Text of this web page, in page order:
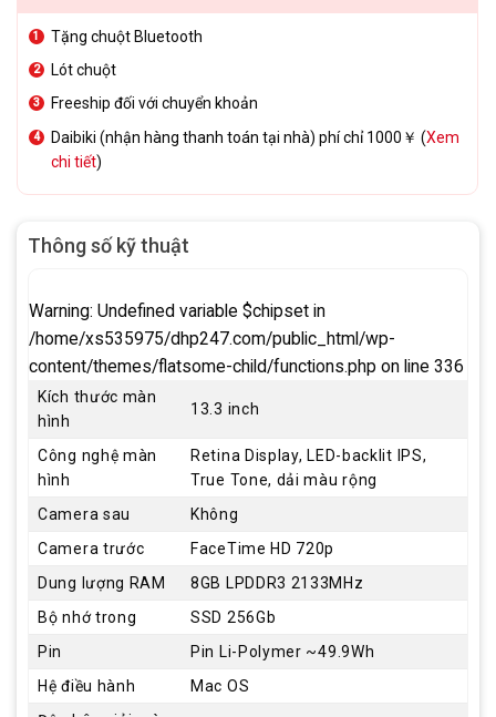
Tặng chuột Bluetooth
Lót chuột
Freeship đối với chuyển khoản
Daibiki (nhận hàng thanh toán tại nhà) phí chỉ 1000￥ (Xem
chi tiết)
Thông số kỹ thuật
Warning: Undefined variable $chipset in
/home/xs535975/dhp247.com/public_html/wp-
content/themes/flatsome-child/functions.php on line 336
Kích thước màn
hình
13.3 inch
Công nghệ màn
hình
Retina Display, LED-backlit IPS,
True Tone, dải màu rộng
Camera sau
Không
Camera trước
FaceTime HD 720p
Dung lượng RAM
8GB LPDDR3 2133MHz
Bộ nhớ trong
SSD 256Gb
Pin
Pin Li-Polymer ~49.9Wh
Hệ điều hành
Mac OS